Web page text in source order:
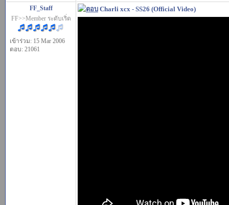
FF_Staff
FF>>Member ระดับเริ่ด
เข้าร่วม: 15 Mar 2006
ตอบ: 21061
Charli xcx - SS26 (Official Video)